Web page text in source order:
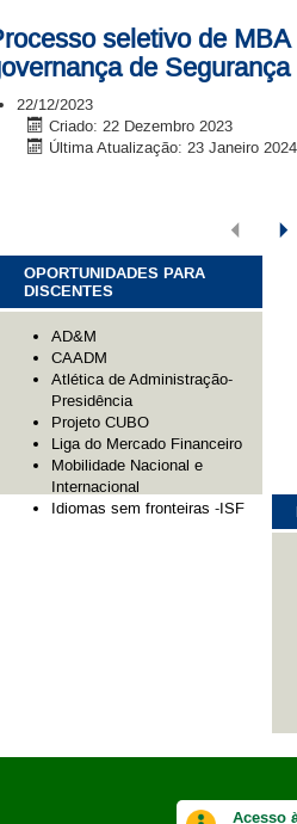
seletivo de
de
22/12/2023
Criado: 22 Dezembro 2023
Última Atualização: 23 Janeiro 2024
OPORTUNIDADES PARA
DISCENTES
AD&M
CAADM
Atlética de Administração-
Presidência
Projeto CUBO
Liga do Mercado Financeiro
Mobilidade Nacional e
Internacional
Idiomas sem fronteiras -ISF
Acesso